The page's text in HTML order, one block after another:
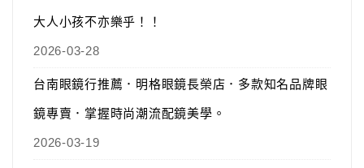
大人小孩不亦樂乎！！
2026-03-28
台南眼鏡行推薦．明格眼鏡長榮店．多款知名品牌眼
鏡專賣．掌握時尚潮流配鏡美學。
2026-03-19